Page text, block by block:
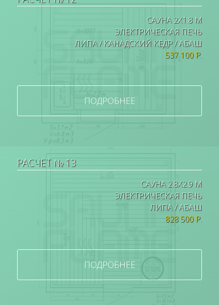
САУНА 2Х1.8 М
ЭЛЕКТРИЧЕСКАЯ ПЕЧЬ
ЛИПА / КАНАДСКИЙ КЕДР / АБАШ
537 100 Р.
ПОДРОБНЕЕ
РАСЧЕТ № 13
САУНА 2.8Х2.9 М
ЭЛЕКТРИЧЕСКАЯ ПЕЧЬ
ЛИПА / АБАШ
828 500 Р.
ПОДРОБНЕЕ